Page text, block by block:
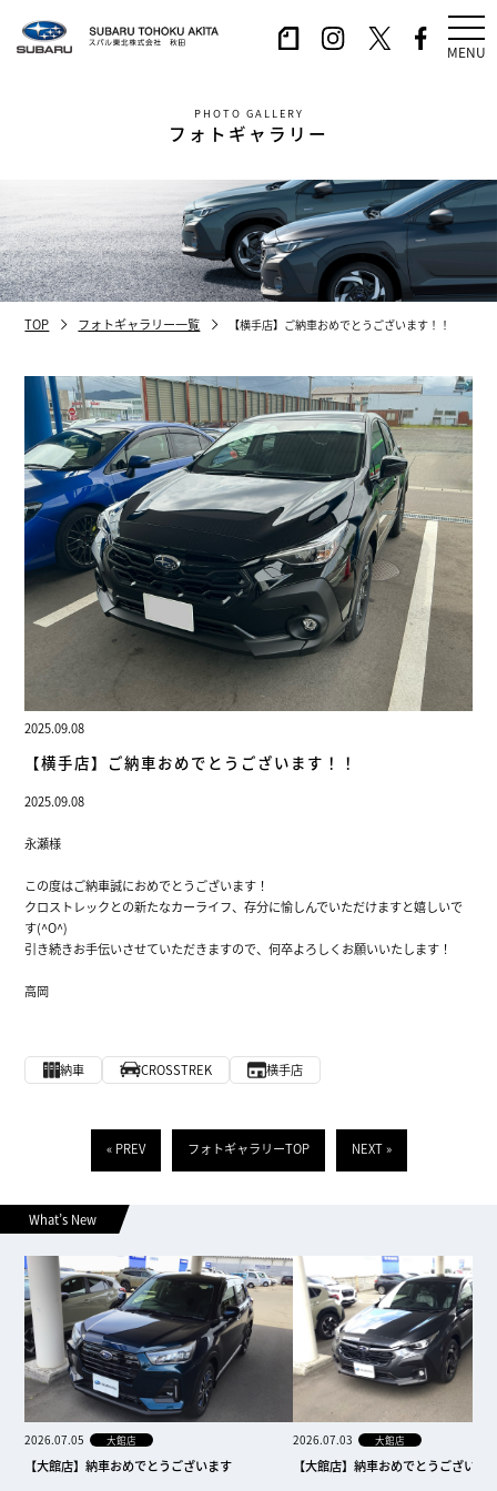
MENU
PHOTO GALLERY
フォトギャラリー
TOP フォトギャラリー一覧 【横手店】ご納車おめでとうございます！！
2025.09.08
【横手店】ご納車おめでとうございます！！
2025.09.08
永瀬様
この度はご納車誠におめでとうございます！
クロストレックとの新たなカーライフ、存分に愉しんでいただけますと嬉しいで
す(^O^)
引き続きお手伝いさせていただきますので、何卒よろしくお願いいたします！
高岡
納車 CROSSTREK 横手店
« PREV フォトギャラリーTOP NEXT »
What’s New
2026.07.05 大館店
【大館店】納車おめでとうございます
2026.07.03 大館店
【大館店】納車おめでとうございま